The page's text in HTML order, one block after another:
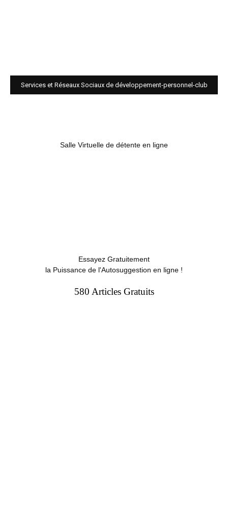
Services et Réseaux Sociaux de développement-personnel-club
Salle Virtuelle de détente en ligne
Essayez Gratuitement
la Puissance de l'Autosuggestion en ligne !
580 Articles Gratuits